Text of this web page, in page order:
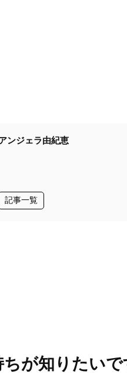
ンジェラ由紀恵
記事一覧
ちが知りたい